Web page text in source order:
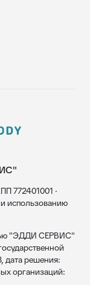
772401001 ·
использованию
"ЭДДИ СЕРВИС"
дата решения:
организаций: